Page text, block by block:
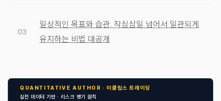
일상적인 목표와 습관, 작심삼일 넘어서 일관되게
유지하는 비법 대공개
QUANTITATIVE AUTHOR · 이클립스 트레이딩
실전 데이터 기반 · 리스크 병기 원칙